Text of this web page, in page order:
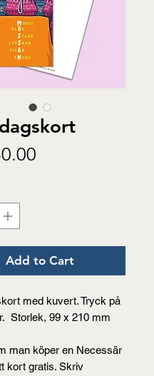
Add to Cart
med kuvert. Tryck på
Storlek, 99 x 210 mm
man köper en Necessär
kort gratis. Skriv